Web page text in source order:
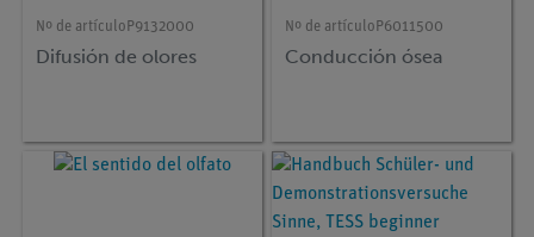
Nº de artículo P9132000
Difusión de olores
Nº de artículo P6011500
Conducción ósea